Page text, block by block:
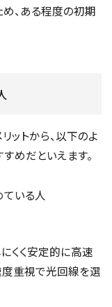
、ある程度の初期
ットから、以下のよ
めだといえます。
いる人
くく安定的に高速
度重視で光回線を選